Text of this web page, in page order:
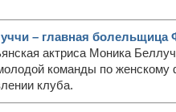
– главная болельщица
актриса Моника
команды по женскому
клуба.